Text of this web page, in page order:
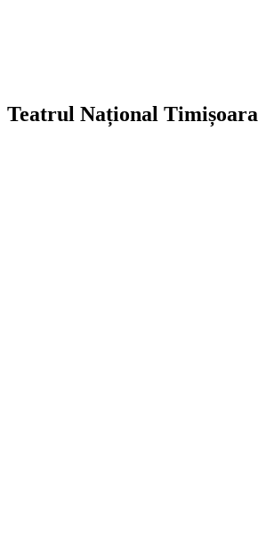
Teatrul Național Timișoara